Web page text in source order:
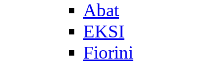
Abat
EKSI
Fiorini